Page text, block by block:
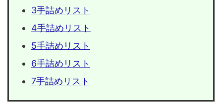
3手詰めリスト
4手詰めリスト
5手詰めリスト
6手詰めリスト
7手詰めリスト